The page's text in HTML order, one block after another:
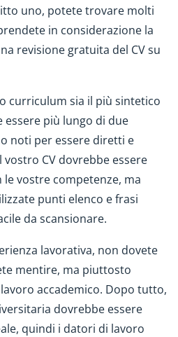
uno, potete trovare molti
in considerazione la
revisione gratuita del CV su
curriculum sia il più sintetico
più lungo di due
noti per essere diretti e
CV dovrebbe essere
le vostre competenze, ma
punti elenco e frasi
da scansionare.
lavorativa, non dovete
mentire, ma piuttosto
accademico. Dopo tutto,
dovrebbe essere
quindi i datori di lavoro